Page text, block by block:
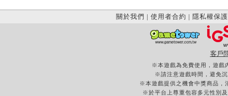
關於我們 | 使用者合約 | 隱私權保護
客戶
※本遊戲為免費使用，遊戲
※請注意遊戲時間，避免
※本遊戲提供之機會中獎商品，
※於平台上尊重包容多元性別